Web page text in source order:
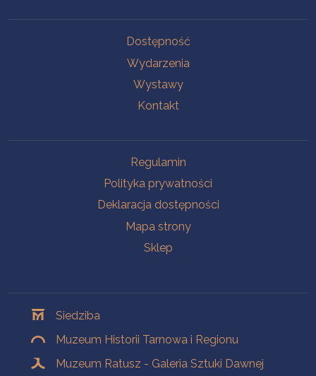
Dostępność
Wydarzenia
Wystawy
Kontakt
Regulamin
Polityka prywatności
Deklaracja dostępności
Mapa strony
Sklep
Siedziba
Muzeum Historii Tarnowa i Regionu
Muzeum Ratusz - Galeria Sztuki Dawnej